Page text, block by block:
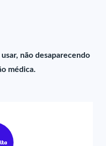
não desaparecendo
médica.